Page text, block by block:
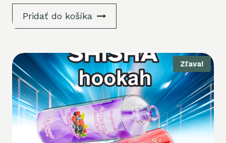
Pridať do košíka
Zľava!